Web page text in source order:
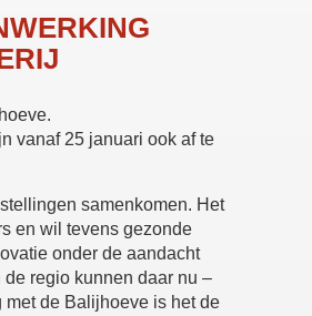
vanaf 25 januari ook af te
samenkomen. Het
en wil tevens gezonde
onder de aandacht
regio kunnen daar nu –
met de Balijhoeve is het de